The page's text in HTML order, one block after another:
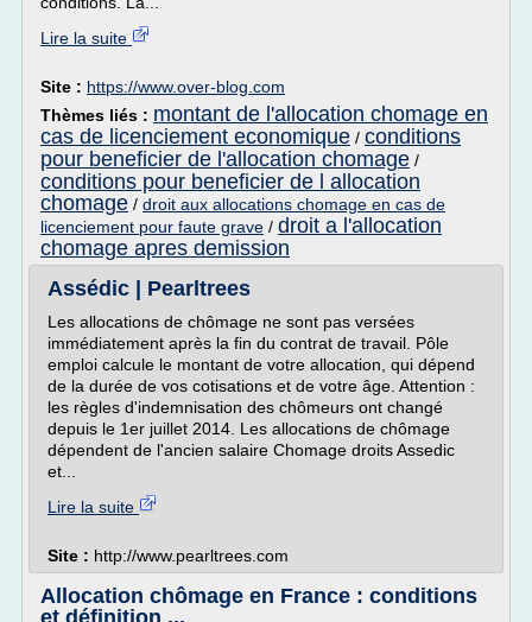
Lire la suite
Site : https://www.over-blog.com
Thèmes liés : montant de l'allocation chomage en
cas de licenciement economique / conditions
pour beneficier de l'allocation chomage /
conditions pour beneficier de l allocation
chomage / droit aux allocations chomage en cas de
licenciement pour faute grave / droit a l'allocation
chomage apres demission
Assédic | Pearltrees
Les allocations de chômage ne sont pas versées
immédiatement après la fin du contrat de travail. Pôle
emploi calcule le montant de votre allocation, qui dépend
de la durée de vos cotisations et de votre âge. Attention :
les règles d'indemnisation des chômeurs ont changé
depuis le 1er juillet 2014. Les allocations de chômage
dépendent de l'ancien salaire Chomage droits Assedic
et...
Lire la suite
Site : http://www.pearltrees.com
Allocation chômage en France : conditions
et définition ...